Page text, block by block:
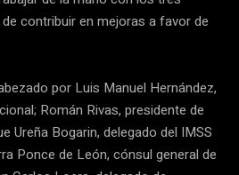
contribuir en mejoras a favor de
por Luis Manuel Hernández,
Román Rivas, presidente de
Ureña Bogarin, delegado del IMSS
Ponce de León, cónsul general de